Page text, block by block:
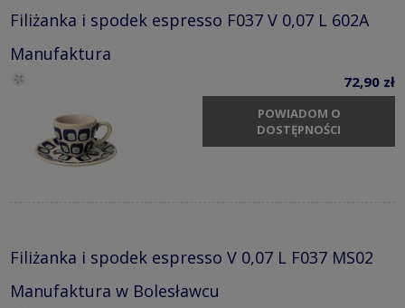
Filiżanka i spodek espresso F037 V 0,07 L 602A
Manufaktura
72,90 zł
POWIADOM O
DOSTĘPNOŚCI
Filiżanka i spodek espresso V 0,07 L F037 MS02
Manufaktura w Bolesławcu